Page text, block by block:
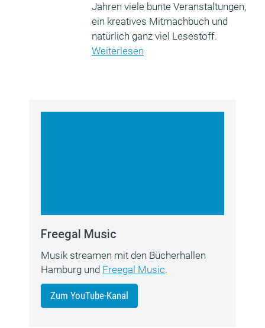
Jahren viele bunte Veranstaltungen,
ein kreatives Mitmachbuch und
natürlich ganz viel Lesestoff.
Weiterlesen
Freegal Music
Musik streamen mit den Bücherhallen
Hamburg und Freegal Music.
Zum YouTube-Kanal